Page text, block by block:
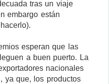
tras un viaje
embargo están
esperan que las
a buen puerto. La
nacionales
ya que, los productos